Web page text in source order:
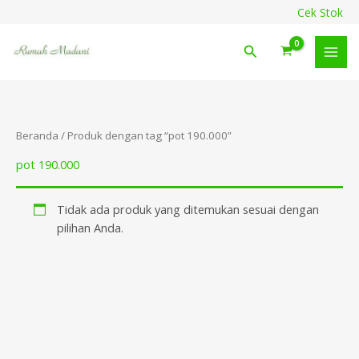
konten
Cek Stok
Cari
Beranda / Produk dengan tag “pot 190.000”
pot 190.000
Tidak ada produk yang ditemukan sesuai dengan
pilihan Anda.